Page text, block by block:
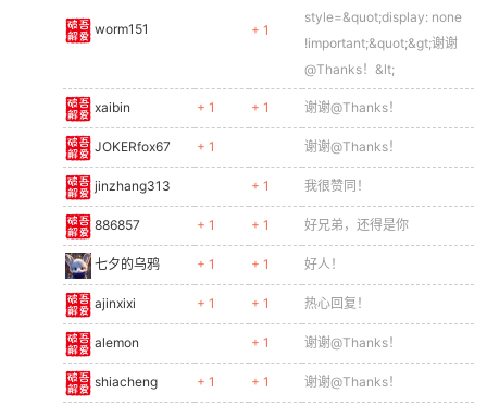
worm151 + 1
style=&quot;display: none
!important;&quot;&gt;谢谢
@Thanks！&lt;
xaibin + 1 + 1 谢谢@Thanks！
JOKERfox67 + 1 谢谢@Thanks！
jinzhang313 + 1 我很赞同！
886857 + 1 + 1 好兄弟，还得是你
七夕的乌鸦 + 1 + 1 好人！
ajinxixi + 1 + 1 热心回复！
alemon + 1 谢谢@Thanks！
shiacheng + 1 + 1 谢谢@Thanks！